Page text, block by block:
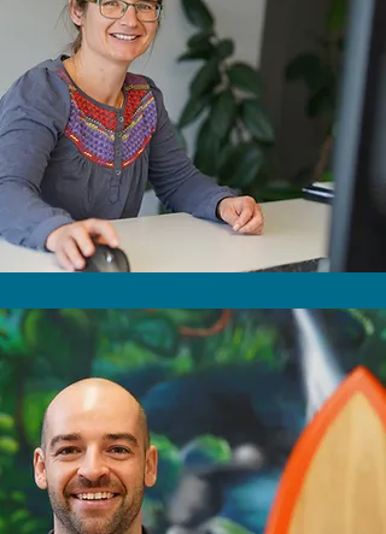
MARIT RICHTER
Dipl. Bauingenieurin /
Fachbauleiterin Revitalisierung
und Wasserbau